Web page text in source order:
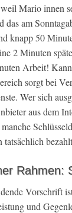
Mario innen
das am
knapp 50
2 Minuten
Arbeit! Kann
sorgt bei
Wer sich
aus dem
tatsächlich
Rahmen:
Vorschrift
und